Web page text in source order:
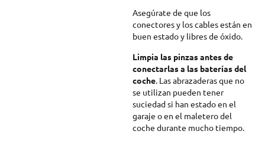
Asegúrate de que los
conectores y los cables están en
buen estado y libres de óxido.
Limpia las pinzas antes de
conectarlas a las baterías del
coche. Las abrazaderas que no
se utilizan pueden tener
suciedad si han estado en el
garaje o en el maletero del
coche durante mucho tiempo.